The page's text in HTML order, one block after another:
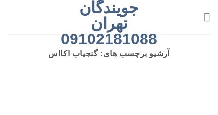
جویندگان
تهران
09102181088
آرشیو برچسب های:گنجیاب اکااس